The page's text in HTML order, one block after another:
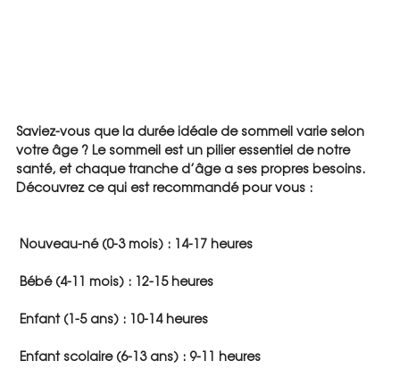
Saviez-vous que la durée idéale de sommeil varie selon
votre âge ? Le sommeil est un pilier essentiel de notre
santé, et chaque tranche d’âge a ses propres besoins.
Découvrez ce qui est recommandé pour vous :
Nouveau-né (0-3 mois) : 14-17 heures
Bébé (4-11 mois) : 12-15 heures
Enfant (1-5 ans) : 10-14 heures
Enfant scolaire (6-13 ans) : 9-11 heures